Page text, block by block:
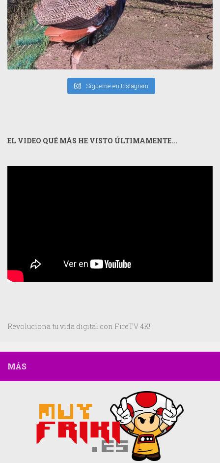
Sígueme en Instagram
EL VIDEO QUÉ MÁS HE VISTO ÚLTIMAMENTE...
Revoluciona tu vida digital con FireTV 4K!
MÁS